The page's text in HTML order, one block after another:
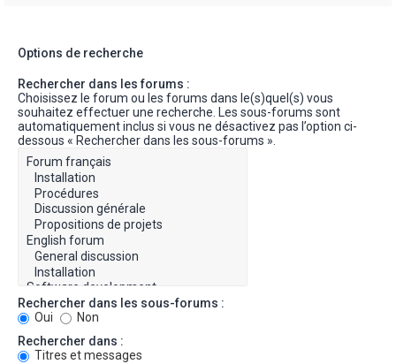
Options de recherche
Rechercher dans les forums :
Choisissez le forum ou les forums dans le(s)quel(s) vous
souhaitez effectuer une recherche. Les sous-forums sont
automatiquement inclus si vous ne désactivez pas l’option ci-
dessous « Rechercher dans les sous-forums ».
Rechercher dans les sous-forums :
Oui
Non
Rechercher dans :
Titres et messages